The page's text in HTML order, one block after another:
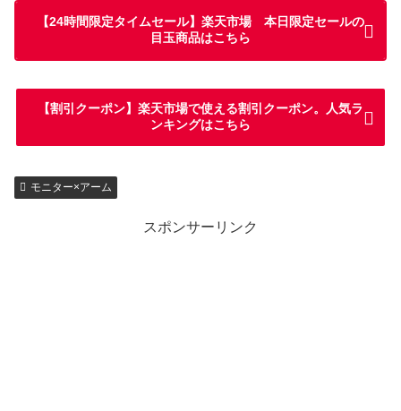
【24時間限定タイムセール】楽天市場 本日限定セールの
目玉商品はこちら
【割引クーポン】楽天市場で使える割引クーポン。人気ラ
ンキングはこちら
モニター×アーム
スポンサーリンク